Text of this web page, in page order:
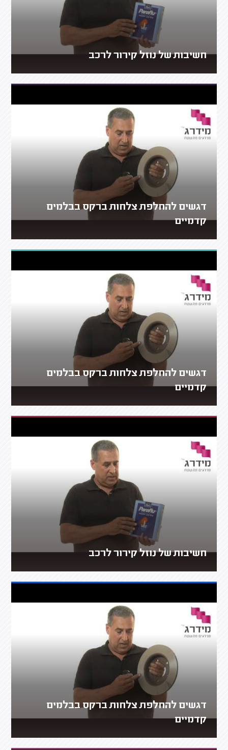
חשיבות של נוזל קירור לרכב
דגשים להחלפת צלחות ברקס בבלמים
קדמיים
דגשים להחלפת צלחות ברקס בבלמים
קדמיים
חשיבות של נוזל קירור לרכב
דגשים להחלפת צלחות ברקס בבלמים
קדמיים